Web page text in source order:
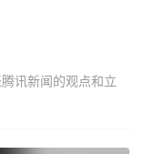
讯新闻的观点和立